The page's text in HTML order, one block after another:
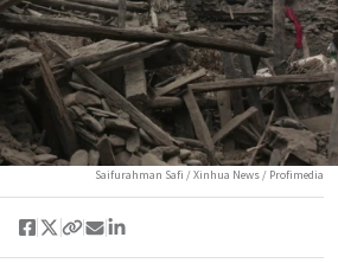
Saifurahman Safi / Xinhua News / Profimedia